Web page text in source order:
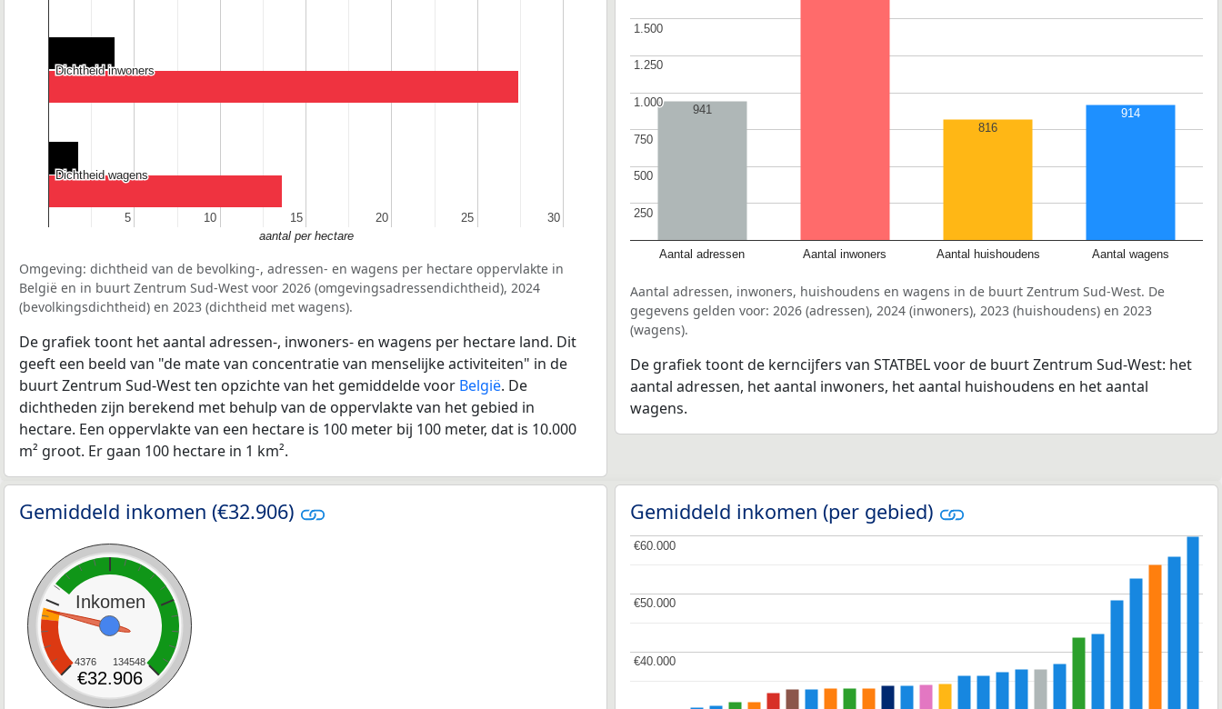
5
5 10
10 15
15 20
20 25
25 30
30
Dichtheid inwoners
Dichtheid inwoners
Dichtheid wagens
Dichtheid wagens
aantal per hectare
Omgeving: dichtheid van de bevolking-, adressen- en wagens per hectare oppervlakte in
België en in buurt Zentrum Sud-West voor 2026 (omgevingsadressendichtheid), 2024
(bevolkingsdichtheid) en 2023 (dichtheid met wagens).
De grafiek toont het aantal adressen-, inwoners- en wagens per hectare land. Dit
geeft een beeld van "de mate van concentratie van menselijke activiteiten" in de
buurt Zentrum Sud-West ten opzichte van het gemiddelde voor België. De
dichtheden zijn berekend met behulp van de oppervlakte van het gebied in
hectare. Een oppervlakte van een hectare is 100 meter bij 100 meter, dat is 10.000
m² groot. Er gaan 100 hectare in 1 km².
Aantal adressen Aantal inwoners Aantal huishoudens Aantal wagens
250
250
500
500
750
750
1.000
1.000
1.250
1.250
1.500
1.500
941
816
914
Aantal adressen, inwoners, huishoudens en wagens in de buurt Zentrum Sud-West. De
gegevens gelden voor: 2026 (adressen), 2024 (inwoners), 2023 (huishoudens) en 2023
(wagens).
De grafiek toont de kerncijfers van STATBEL voor de buurt Zentrum Sud-West: het
aantal adressen, het aantal inwoners, het aantal huishoudens en het aantal
wagens.
Gemiddeld inkomen (€32.906)
Inkomen
4376 134548
€32.906
Gemiddeld inkomen (per gebied)
€40.000
€40.000
€50.000
€50.000
€60.000
€60.000